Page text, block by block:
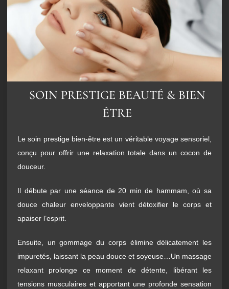
SOIN PRESTIGE BEAUTÉ & BIEN
ÊTRE
Le soin prestige bien-être est un véritable voyage sensoriel,
conçu pour offrir une relaxation totale dans un cocon de
douceur.
Il débute par une séance de 20 min de hammam, où sa
douce chaleur enveloppante vient détoxifier le corps et
apaiser l’esprit.
Ensuite, un gommage du corps élimine délicatement les
impuretés, laissant la peau douce et soyeuse…Un massage
relaxant prolonge ce moment de détente, libérant les
tensions musculaires et apportant une profonde sensation